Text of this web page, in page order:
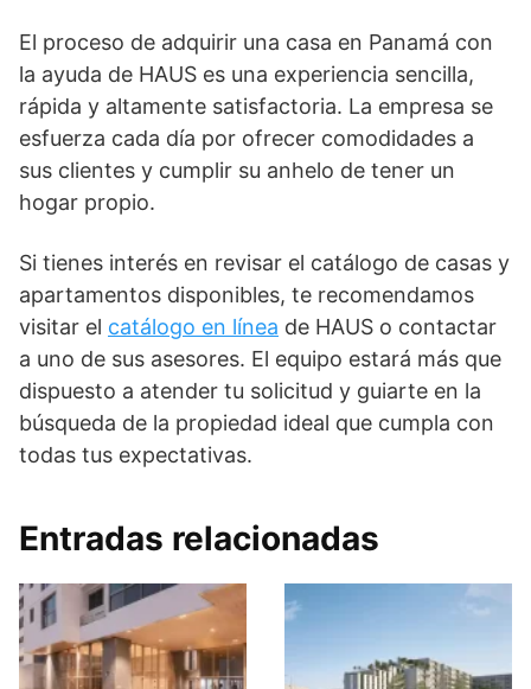
El proceso de adquirir una casa en Panamá con
la ayuda de HAUS es una experiencia sencilla,
rápida y altamente satisfactoria. La empresa se
esfuerza cada día por ofrecer comodidades a
sus clientes y cumplir su anhelo de tener un
hogar propio.
Si tienes interés en revisar el catálogo de casas y
apartamentos disponibles, te recomendamos
visitar el catálogo en línea de HAUS o contactar
a uno de sus asesores. El equipo estará más que
dispuesto a atender tu solicitud y guiarte en la
búsqueda de la propiedad ideal que cumpla con
todas tus expectativas.
Entradas relacionadas